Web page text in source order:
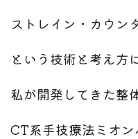
ストレイン・カウン
という技術と考え方
私が開発してきた整
CT系手技療法ミオン